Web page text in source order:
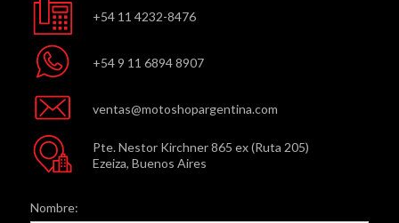
+54 11 4232-8476
+54 9 11 6894 8907
ventas@motoshopargentina.com
Pte. Nestor Kirchner 865 ex (Ruta 205)
Ezeiza, Buenos Aires
Nombre: